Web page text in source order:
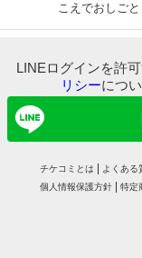
こえでおしごと
LINEログインを許可
リシーにつ
チケコミとは よくある
個人情報保護方針
特定